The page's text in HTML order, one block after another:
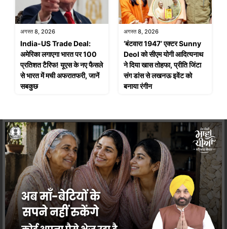
अगस्त 8, 2026
India-US Trade Deal:
अमेरिका लगाएगा भारत पर 100
प्रतिशत टैरिफ! यूएस के नए फैसले
से भारत में मची अफरातफरी, जानें
सबकुछ
अगस्त 8, 2026
‘बंटवारा 1947’ एक्टर Sunny
Deol को सीएम योगी आदित्यनाथ
ने दिया खास तोहफा, प्रीति जिंटा
संग डांस से लखनऊ इवेंट को
बनाया रंगीन